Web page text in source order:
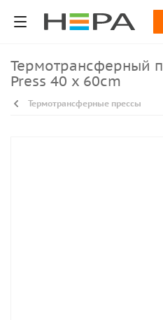
Термотрансферный пресс SCHULZE DTG
Press 40 x 60cm
Термотрансферные прессы